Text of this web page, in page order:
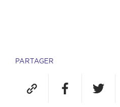
PARTAGER